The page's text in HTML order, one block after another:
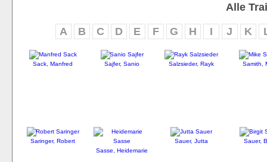
Alle
A B C D E F G H I J K
Sack, Manfred Sajfer, Sanio Salzsieder, Rayk Samith,
Saringer, Robert
Sasse, Heidemarie
Sauer, Jutta Sauer,